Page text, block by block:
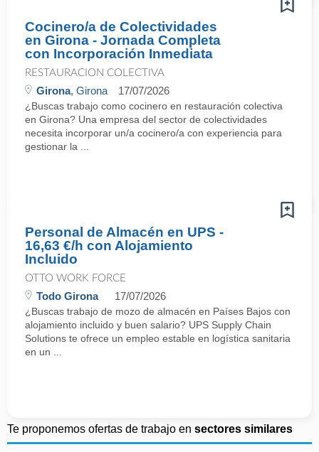
Cocinero/a de Colectividades
en Girona - Jornada Completa
con Incorporación Inmediata
RESTAURACION COLECTIVA
Girona, Girona 17/07/2026
¿Buscas trabajo como cocinero en restauración colectiva
en Girona? Una empresa del sector de colectividades
necesita incorporar un/a cocinero/a con experiencia para
gestionar la ...
Personal de Almacén en UPS -
16,63 €/h con Alojamiento
Incluido
OTTO WORK FORCE
Todo Girona 17/07/2026
¿Buscas trabajo de mozo de almacén en Países Bajos con
alojamiento incluido y buen salario? UPS Supply Chain
Solutions te ofrece un empleo estable en logística sanitaria
en un ...
Te proponemos ofertas de trabajo en sectores similares